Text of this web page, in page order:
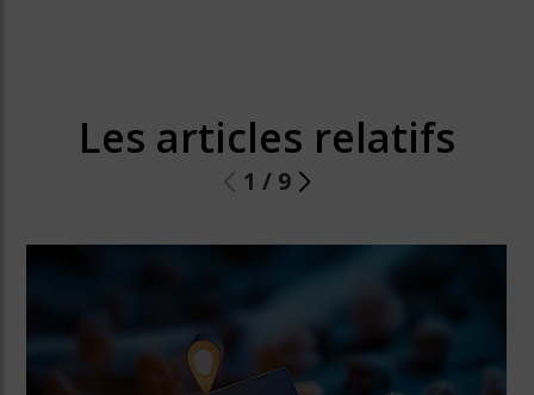
Les articles relatifs
1 / 9